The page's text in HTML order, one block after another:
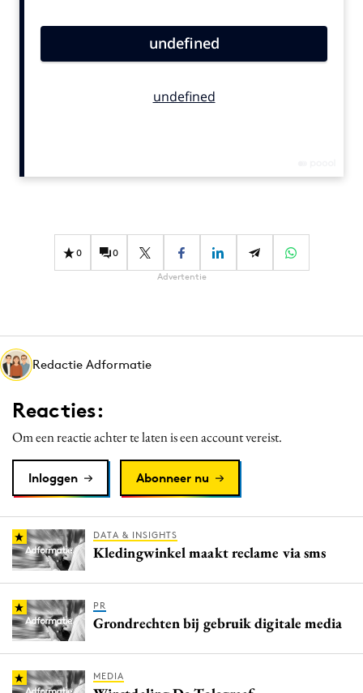
Carriere
Diversiteit
Interne communicatie
Martech
Media
Merkstrategie
PR
Purpose Marketing
Reputatie & crisis
0 0
Advertentie
Redactie Adformatie
Reacties:
Om een reactie achter te laten is een account vereist.
Inloggen Abonneer nu
DATA & INSIGHTS
Kledingwinkel maakt reclame via sms
PR
Grondrechten bij gebruik digitale media
MEDIA